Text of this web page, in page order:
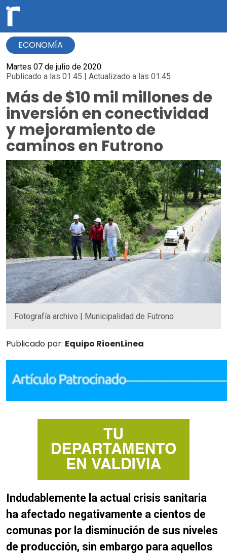
ECONOMÍA
Martes 07 de julio de 2020
Publicado a las 01:45 | Actualizado a las 01:45
Más de $10 mil millones de
inversión en conectividad
y mejoramiento de
caminos en Futrono
Fotografía archivo | Municipalidad de Futrono
Publicado por: Equipo RioenLinea
Indudablemente la actual crisis sanitaria
ha afectado negativamente a cientos de
comunas por la disminución de sus niveles
de producción, sin embargo para aquellos